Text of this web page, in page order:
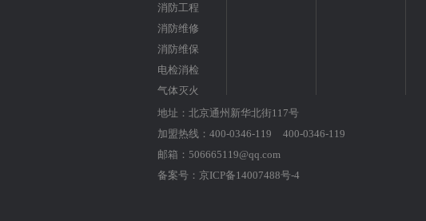
消防工程
消防维修
消防维保
电检消检
气体灭火
地址：北京通州新华北街117号
加盟热线：400-0346-119 400-0346-119
邮箱：506665119@qq.com
备案号： 京ICP备14007488号-4